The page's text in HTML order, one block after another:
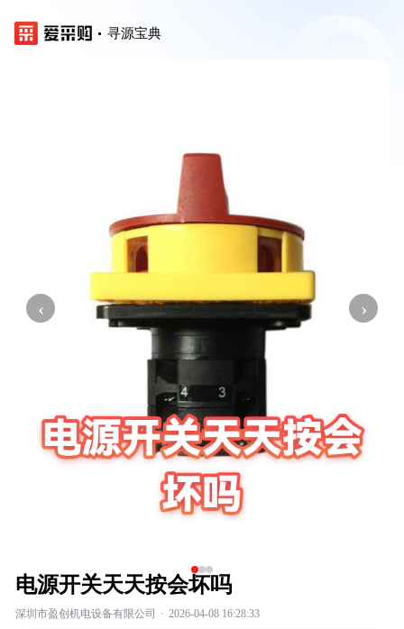
寻源宝典
‹ ›
电源开关天天按会坏吗
深圳市盈创机电设备有限公司 · 2026-04-08 16:28:33